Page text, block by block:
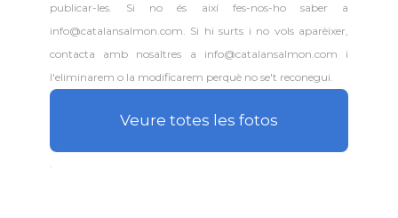
publicar-les. Si no és així fes-nos-ho saber a
info@catalansalmon.com. Si hi surts i no vols aparèixer,
contacta amb nosaltres a info@catalansalmon.com i
l'eliminarem o la modificarem perquè no se't reconegui.
Veure totes les fotos